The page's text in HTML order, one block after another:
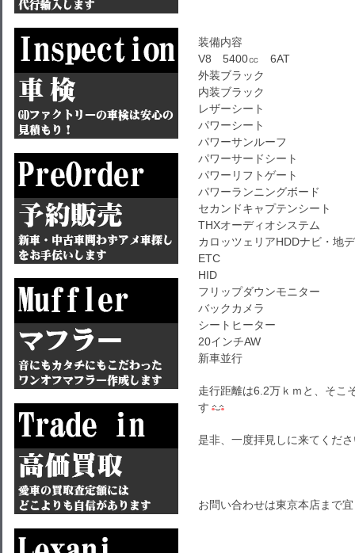
装備内容
V8 5400㏄ 6AT
外装ブラック
内装ブラック
レザーシート
パワーシート
パワーサンルーフ
パワーサードシート
パワーリフトゲート
パワーランニングボード
セカンドキャプテンシート
THXオーディオシステム
カロッツェリアHDDナビ・地
ETC
HID
フリップダウンモニター
バックカメラ
シートヒーター
20インチAW
新車並行
走行距離は6.2万ｋｍと、そこ
す
是非、一度拝見しに来てくだ
お問い合わせは東京本店まで